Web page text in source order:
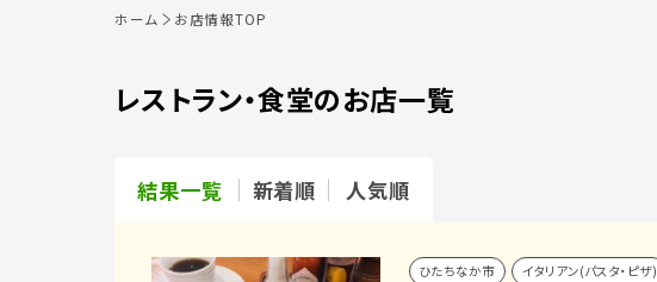
ホーム お店情報TOP
レストラン・食堂のお店一覧
結果一覧 新着順 人気順
ひたちなか市 イタリアン(パスタ・ピザ)